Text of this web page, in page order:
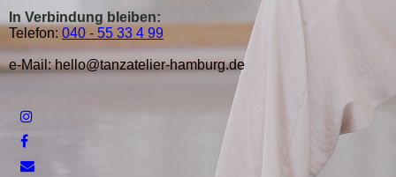
In Verbindung bleiben:
Telefon: 040 - 55 33 4 99
e-Mail: hello@tanzatelier-hamburg.de